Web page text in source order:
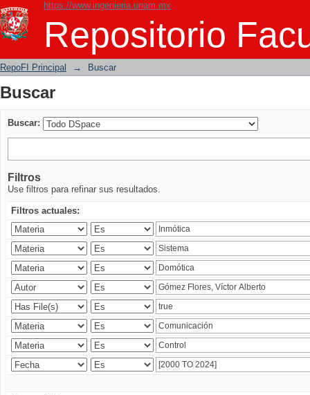
https://www.ingenieria.unam.mx
Repositorio
Buscar
RepoFI Principal → Buscar
Buscar
Buscar:
Filtros
Use filtros para refinar sus resultados.
Filtros actuales: